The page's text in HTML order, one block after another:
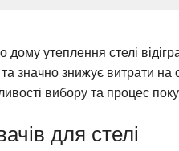
утеплення стелі
значно знижує витрати
вибору та процес
для стелі